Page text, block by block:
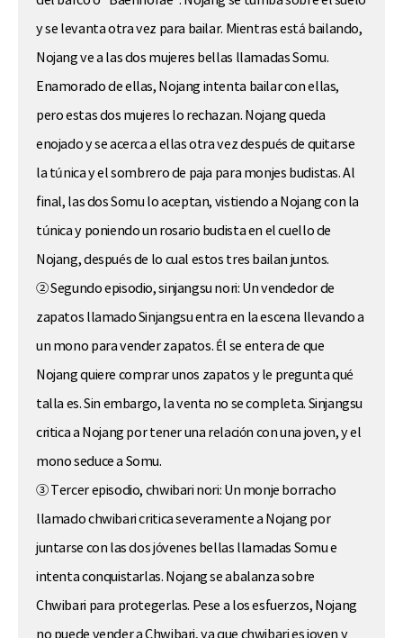
y se levanta otra vez para bailar. Mientras está bailando,
Nojang ve a las dos mujeres bellas llamadas Somu.
Enamorado de ellas, Nojang intenta bailar con ellas,
pero estas dos mujeres lo rechazan. Nojang queda
enojado y se acerca a ellas otra vez después de quitarse
la túnica y el sombrero de paja para monjes budistas. Al
final, las dos Somu lo aceptan, vistiendo a Nojang con la
túnica y poniendo un rosario budista en el cuello de
Nojang, después de lo cual estos tres bailan juntos.
② Segundo episodio, sinjangsu nori: Un vendedor de
zapatos llamado Sinjangsu entra en la escena llevando a
un mono para vender zapatos. Él se entera de que
Nojang quiere comprar unos zapatos y le pregunta qué
talla es. Sin embargo, la venta no se completa. Sinjangsu
critica a Nojang por tener una relación con una joven, y el
mono seduce a Somu.
③ Tercer episodio, chwibari nori: Un monje borracho
llamado chwibari critica severamente a Nojang por
juntarse con las dos jóvenes bellas llamadas Somu e
intenta conquistarlas. Nojang se abalanza sobre
Chwibari para protegerlas. Pese a los esfuerzos, Nojang
no puede vender a Chwibari, ya que chwibari es joven y